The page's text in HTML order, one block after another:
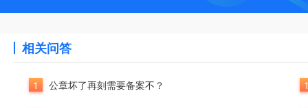
相关问答
1 公章坏了再刻需要备案不？